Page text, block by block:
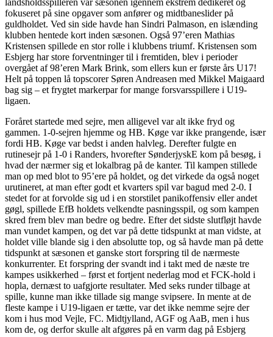
landsholdsspilleren var sæsonen igennem ekstrem dedikeret og
fokuseret på sine opgaver som anfører og midtbaneslider på
guldholdet. Ved sin side havde han Sindri Palmason, en islænding
klubben hentede kort inden sæsonen. Også 97’eren Mathias
Kristensen spillede en stor rolle i klubbens triumf. Kristensen som
Esbjerg har store forventninger til i fremtiden, blev i perioder
overgået af 98’eren Mark Brink, som ellers kun er første års U17!
Helt på toppen lå topscorer Søren Andreasen med Mikkel Maigaard
bag sig – et frygtet markerpar for mange forsvarsspillere i U19-
ligaen.
Foråret startede med sejre, men alligevel var alt ikke fryd og
gammen. 1-0-sejren hjemme og HB. Køge var ikke prangende, især
fordi HB. Køge var bedst i anden halvleg. Derefter fulgte en
rutinesejr på 1-0 i Randers, hvorefter SønderjyskE kom på besøg, i
hvad der nærmer sig et lokalbrag på de kanter. Til kampen stillede
man op med blot to 95’ere på holdet, og det virkede da også noget
urutineret, at man efter godt et kvarters spil var bagud med 2-0. I
stedet for at forvolde sig ud i en storstilet panikoffensiv eller andet
gøgl, spillede EfB holdets velkendte pasningsspil, og som kampen
skred frem blev man bedre og bedre. Efter det sidste slutfløjt havde
man vundet kampen, og det var på dette tidspunkt at man vidste, at
holdet ville blande sig i den absolutte top, og så havde man på dette
tidspunkt at sæsonen et ganske stort forspring til de nærmeste
konkurrenter. Et forspring der svandt ind i takt med de næste tre
kampes usikkerhed – først et fortjent nederlag mod et FCK-hold i
hopla, dernæst to uafgjorte resultater. Med seks runder tilbage at
spille, kunne man ikke tillade sig mange svipsere. In mente at de
fleste kampe i U19-ligaen er tætte, var det ikke nemme sejre der
kom i hus mod Vejle, FC. Midtjylland, AGF og AaB, men i hus
kom de, og derfor skulle alt afgøres på en varm dag på Esbjerg